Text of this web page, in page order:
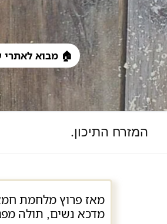
דלג
לתוכן
🏠 מבוא
המזרח התיכון.
מדכא נשים, תולה